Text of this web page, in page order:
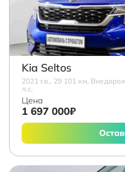
Kia Seltos
2021 г.в., 29 101 км,
л.с.
Цена
1 697 000₽